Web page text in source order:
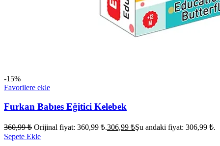
-15%
Favorilere ekle
Furkan Babıes Eğitici Kelebek
360,99₺ Orijinal fiyat: 360,99 ₺.306,99 ₺Şu andaki fiyat: 306,99 ₺.
Sepete Ekle